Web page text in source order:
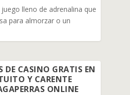
lleno de adrenalina que
para almorzar o un
DE CASINO GRATIS EN
Y CARENTE
ONLINE